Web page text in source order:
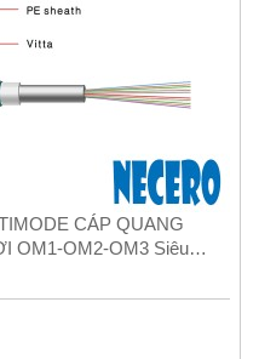
QUANG
OM1-OM2-OM3 Siêu